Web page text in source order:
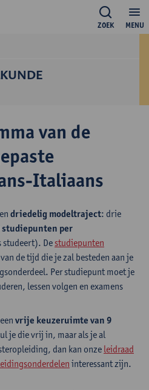
MENU
ZOEK
van de
Italiaans
driedelig modeltraject: drie
studiepunten per
studeert). De studiepunten
de tijd die je zal besteden aan je
Per studiepunt moet je
lessen volgen en examens
vrije keuzeruimte van 9
je die vrij in, maar als je al
dan kan onze leidraad
interessant zijn.